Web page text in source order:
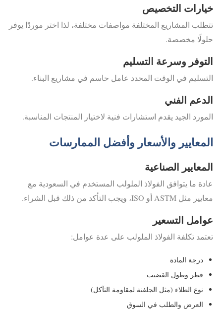
خيارات التخصيص
تتطلب المشاريع المختلفة مواصفات مختلفة، لذا اختر موردًا يوفر
حلولًا مخصصة.
التوفر وسرعة التسليم
التسليم في الوقت المحدد عامل حاسم في مشاريع البناء.
الدعم الفني
المورد الجيد يقدم استشارات فنية لاختيار المنتجات المناسبة.
المعايير والأسعار وأفضل الممارسات
المعايير الصناعية
عادة ما يتوافق الفولاذ الملولب المستخدم في السعودية مع
معايير مثل ASTM أو ISO، ويجب التأكد من ذلك قبل الشراء.
عوامل التسعير
تعتمد تكلفة الفولاذ الملولب على عدة عوامل:
درجة المادة
قطر وطول القضيب
نوع الطلاء (مثل الجلفنة لمقاومة التآكل)
العرض والطلب في السوق